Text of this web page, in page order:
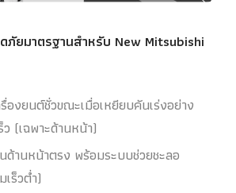
ยมาตรฐานสำหรับ New Mitsubishi
องยนต์ชั่วขณะเมื่อเหยียบคันเร่งอย่าง
(เฉพาะด้านหน้า)
ด้านหน้าตรง พร้อมระบบช่วยชะลอ
ร็วต่ำ)